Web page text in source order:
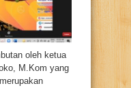
oleh ketua
M.Kom yang